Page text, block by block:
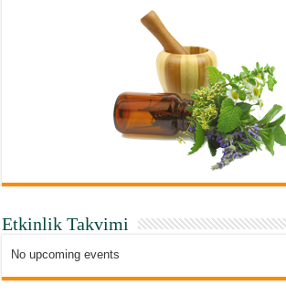
Etkinlik Takvimi
No upcoming events